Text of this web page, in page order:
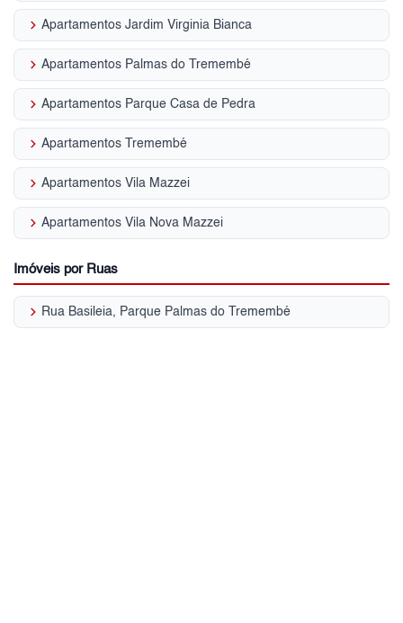
keyboard_arrow_right Apartamentos Jardim Virginia Bianca
keyboard_arrow_right Apartamentos Palmas do Tremembé
keyboard_arrow_right Apartamentos Parque Casa de Pedra
keyboard_arrow_right Apartamentos Tremembé
keyboard_arrow_right Apartamentos Vila Mazzei
keyboard_arrow_right Apartamentos Vila Nova Mazzei
Imóveis por Ruas
keyboard_arrow_right Rua Basileia, Parque Palmas do Tremembé